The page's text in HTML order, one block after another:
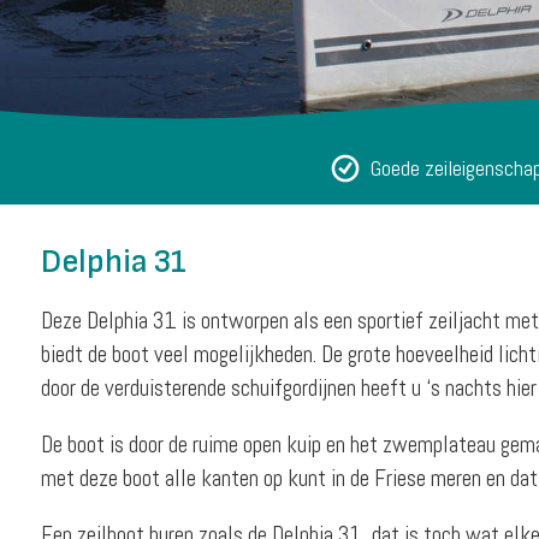
Goede
Delphia 31
Deze Delphia 31 is ontworpen als een sportief zeiljacht
biedt de boot veel mogelijkheden. De grote hoeveelheid
door de verduisterende schuifgordijnen heeft u ‘s nachts
De boot is door de ruime open kuip en het zwemplateau
met deze boot alle kanten op kunt in de Friese meren en